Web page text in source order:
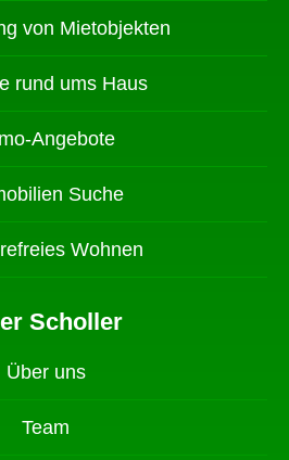
von Mietobjekten
rund ums Haus
Angebote
Suche
Wohnen
Scholler
Über uns
Team